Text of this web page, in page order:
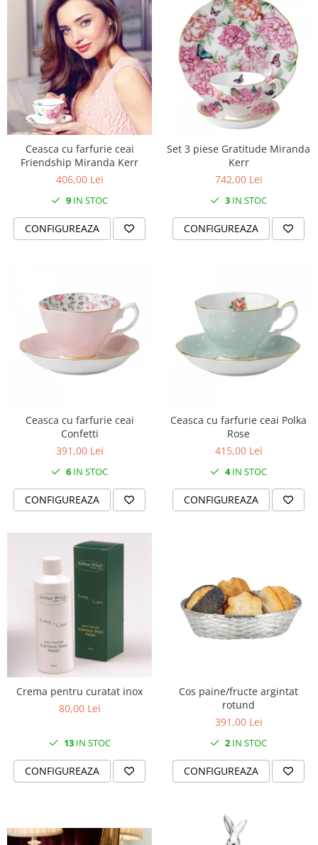
Ceasca cu farfurie ceai
Friendship Miranda Kerr
406,00 Lei
9 IN STOC
CONFIGUREAZA
Set 3 piese Gratitude Miranda
Kerr
742,00 Lei
3 IN STOC
CONFIGUREAZA
Ceasca cu farfurie ceai
Confetti
391,00 Lei
6 IN STOC
CONFIGUREAZA
Ceasca cu farfurie ceai Polka
Rose
415,00 Lei
4IN STOC
CONFIGUREAZA
Crema pentru curatat inox
80,00 Lei
13IN STOC
CONFIGUREAZA
Cos paine/fructe argintat
rotund
391,00 Lei
2 IN STOC
CONFIGUREAZA